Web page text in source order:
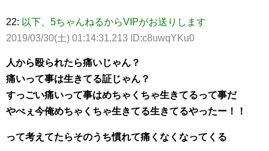
22: 以下、5ちゃんねるからVIPがお送りします
2019/03/30(土) 01:14:31.213 ID:c8uwqYKu0
人から殴られたら痛いじゃん？
痛いって事は生きてる証じゃん？
すっごい痛いって事はめちゃくちゃ生きてるって事だ
やべぇ今俺めちゃくちゃ生きてる生きてるやったー！！
って考えてたらそのうち慣れて痛くなくなってくる